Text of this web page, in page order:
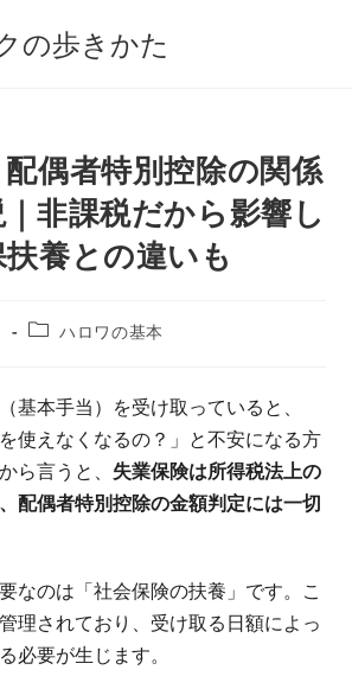
の歩きかた
偶者特別控除の関係
非課税だから影響し
養との違いも
投
テ
ゴ
リ
ー:
ハロワの基本
基本手当）を受け取っていると、
使えなくなるの？」と不安になる方
ら言うと、 失業保険は所得税法上の
配偶者特別控除の金額判定には一切
なのは「社会保険の扶養」です。こ
理されており、受け取る日額によっ
必要が生じます。